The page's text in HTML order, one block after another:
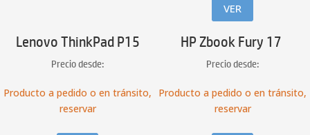
VER
Lenovo ThinkPad P15
Precio desde:
Producto a pedido o en tránsito,
reservar
HP Zbook Fury 17
Precio desde:
Producto a pedido o en tránsito,
reservar